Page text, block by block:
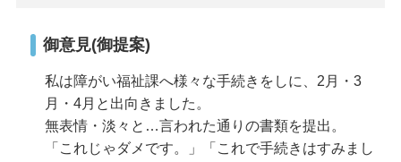
御意見(御提案)
私は障がい福祉課へ様々な手続きをしに、2月・3
月・4月と出向きました。
無表情・淡々と…言われた通りの書類を提出。
「これじゃダメです。」「これで手続きはすみまし